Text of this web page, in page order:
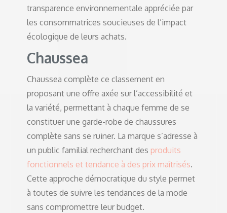
transparence environnementale appréciée par
les consommatrices soucieuses de l’impact
écologique de leurs achats.
Chaussea
Chaussea complète ce classement en
proposant une offre axée sur l’accessibilité et
la variété, permettant à chaque femme de se
constituer une garde-robe de chaussures
complète sans se ruiner. La marque s’adresse à
un public familial recherchant des produits
fonctionnels et tendance à des prix maîtrisés.
Cette approche démocratique du style permet
à toutes de suivre les tendances de la mode
sans compromettre leur budget.